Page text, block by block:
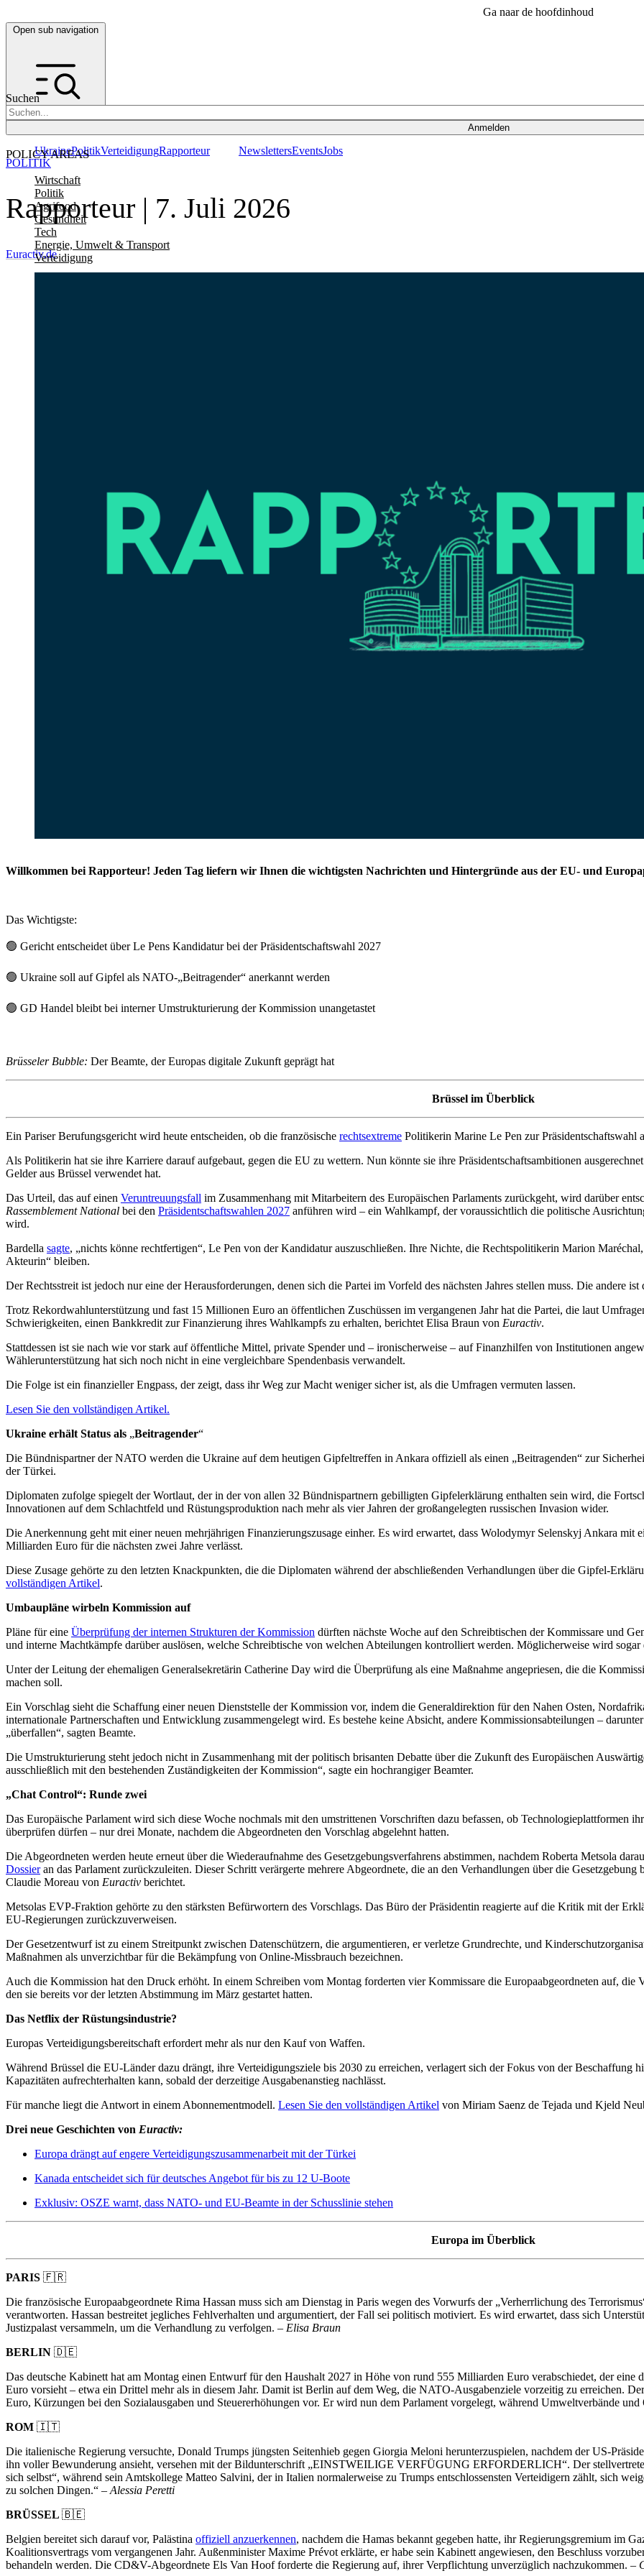
Ga naar de hoofdinhoud
Open sub navigation
Suchen
Anmelden
POLICY AREAS
Wirtschaft
Politik
Agrifood
Gesundheit
Tech
Energie, Umwelt & Transport
Verteidigung
UkrainePolitikVerteidigungRapporteur NewslettersEventsJobs
Rapporteur | 7. Juli 2026
POLITIK
Euractiv.de
Willkommen bei Rapporteur! Jeden Tag liefern wir Ihnen die wichtigsten Nachrichten und Hintergründe aus der EU- und
Das Wichtigste:
🟢 Gericht entscheidet über Le Pens Kandidatur bei der Präsidentschaftswahl 2027
🟢 Ukraine soll auf Gipfel als NATO-„Beitragender“ anerkannt werden
🟢 GD Handel bleibt bei interner Umstrukturierung der Kommission unangetastet
Brüsseler Bubble: Der Beamte, der Europas digitale Zukunft geprägt hat
Brüssel im Überblick
Ein Pariser Berufungsgericht wird heute entscheiden, ob die französische rechtsextreme Politikerin Marine Le Pen zur Präsidentschaftswahl
Als Politikerin hat sie ihre Karriere darauf aufgebaut, gegen die EU zu wettern. Nun könnte sie ihre Präsidentschaftsambitionen
Gelder aus Brüssel verwendet hat.
Das Urteil, das auf einen Veruntreuungsfall im Zusammenhang mit Mitarbeitern des Europäischen Parlaments zurückgeht, wird darüber
Rassemblement National bei den Präsidentschaftswahlen 2027 anführen wird – ein Wahlkampf, der voraussichtlich die politische
wird.
Bardella sagte, „nichts könne rechtfertigen“, Le Pen von der Kandidatur auszuschließen. Ihre Nichte, die Rechtspolitikerin Marion Maréchal,
Akteurin“ bleiben.
Der Rechtsstreit ist jedoch nur eine der Herausforderungen, denen sich die Partei im Vorfeld des nächsten Jahres stellen muss. Die andere ist
Trotz Rekordwahlunterstützung und fast 15 Millionen Euro an öffentlichen Zuschüssen im vergangenen Jahr hat die Partei, die laut
Schwierigkeiten, einen Bankkredit zur Finanzierung ihres Wahlkampfs zu erhalten, berichtet Elisa Braun von Euractiv.
Stattdessen ist sie nach wie vor stark auf öffentliche Mittel, private Spender und – ironischerweise – auf Finanzhilfen von Institutionen
Wählerunterstützung hat sich noch nicht in eine vergleichbare Spendenbasis verwandelt.
Die Folge ist ein finanzieller Engpass, der zeigt, dass ihr Weg zur Macht weniger sicher ist, als die Umfragen vermuten lassen.
Lesen Sie den vollständigen Artikel.
Ukraine erhält Status als „Beitragender“
Die Bündnispartner der NATO werden die Ukraine auf dem heutigen Gipfeltreffen in Ankara offiziell als einen „Beitragenden“ zur
der Türkei.
Diplomaten zufolge spiegelt der Wortlaut, der in der von allen 32 Bündnispartnern gebilligten Gipfelerklärung enthalten sein wird, die
Innovationen auf dem Schlachtfeld und Rüstungsproduktion nach mehr als vier Jahren der großangelegten russischen Invasion wider.
Die Anerkennung geht mit einer neuen mehrjährigen Finanzierungszusage einher. Es wird erwartet, dass Wolodymyr Selenskyj Ankara
Milliarden Euro für die nächsten zwei Jahre verlässt.
Diese Zusage gehörte zu den letzten Knackpunkten, die die Diplomaten während der abschließenden Verhandlungen über die Gipfel-
vollständigen Artikel.
Umbaupläne wirbeln Kommission auf
Pläne für eine Überprüfung der internen Strukturen der Kommission dürften nächste Woche auf den Schreibtischen der Kommissare und
und interne Machtkämpfe darüber auslösen, welche Schreibtische von welchen Abteilungen kontrolliert werden. Möglicherweise wird sogar
Unter der Leitung der ehemaligen Generalsekretärin Catherine Day wird die Überprüfung als eine Maßnahme angepriesen, die die
machen soll.
Ein Vorschlag sieht die Schaffung einer neuen Dienststelle der Kommission vor, indem die Generaldirektion für den Nahen Osten,
internationale Partnerschaften und Entwicklung zusammengelegt wird. Es bestehe keine Absicht, andere Kommissionsabteilungen –
„überfallen“, sagten Beamte.
Die Umstrukturierung steht jedoch nicht in Zusammenhang mit der politisch brisanten Debatte über die Zukunft des Europäischen
ausschließlich mit den bestehenden Zuständigkeiten der Kommission“, sagte ein hochrangiger Beamter.
„Chat Control“: Runde zwei
Das Europäische Parlament wird sich diese Woche nochmals mit den umstrittenen Vorschriften dazu befassen, ob Technologieplattformen
überprüfen dürfen – nur drei Monate, nachdem die Abgeordneten den Vorschlag abgelehnt hatten.
Die Abgeordneten werden heute erneut über die Wiederaufnahme des Gesetzgebungsverfahrens abstimmen, nachdem Roberta Metsola
Dossieran das Parlament zurückzuleiten. Dieser Schritt verärgerte mehrere Abgeordnete, die an den Verhandlungen über die
Claudie Moreau von Euractiv berichtet.
Metsolas EVP-Fraktion gehörte zu den stärksten Befürwortern des Vorschlags. Das Büro der Präsidentin reagierte auf die Kritik mit der
EU-Regierungen zurückzuverweisen.
Der Gesetzentwurf ist zu einem Streitpunkt zwischen Datenschützern, die argumentieren, er verletze Grundrechte, und
Maßnahmen als unverzichtbar für die Bekämpfung von Online-Missbrauch bezeichnen.
Auch die Kommission hat den Druck erhöht. In einem Schreiben vom Montag forderten vier Kommissare die Europaabgeordneten auf, die
den sie bereits vor der letzten Abstimmung im März gestartet hatten.
Das Netflix der Rüstungsindustrie?
Europas Verteidigungsbereitschaft erfordert mehr als nur den Kauf von Waffen.
Während Brüssel die EU-Länder dazu drängt, ihre Verteidigungsziele bis 2030 zu erreichen, verlagert sich der Fokus von der Beschaffung
Kapazitäten aufrechterhalten kann, sobald der derzeitige Ausgabenanstieg nachlässt.
Für manche liegt die Antwort in einem Abonnementmodell. Lesen Sie den vollständigen Artikel von Miriam Saenz de Tejada und Kjeld
Drei neue Geschichten von Euractiv:
Europa drängt auf engere Verteidigungszusammenarbeit mit der Türkei
Kanada entscheidet sich für deutsches Angebot für bis zu 12 U-Boote
Exklusiv: OSZE warnt, dass NATO- und EU-Beamte in der Schusslinie stehen
Europa im Überblick
PARIS 🇫🇷
Die französische Europaabgeordnete Rima Hassan muss sich am Dienstag in Paris wegen des Vorwurfs der „Verherrlichung des
verantworten. Hassan bestreitet jegliches Fehlverhalten und argumentiert, der Fall sei politisch motiviert. Es wird erwartet, dass sich
Justizpalast versammeln, um die Verhandlung zu verfolgen. – Elisa Braun
BERLIN 🇩🇪
Das deutsche Kabinett hat am Montag einen Entwurf für den Haushalt 2027 in Höhe von rund 555 Milliarden Euro verabschiedet, der eine
Euro vorsieht – etwa ein Drittel mehr als in diesem Jahr. Damit ist Berlin auf dem Weg, die NATO-Ausgabenziele vorzeitig zu erreichen.
Euro, Kürzungen bei den Sozialausgaben und Steuererhöhungen vor. Er wird nun dem Parlament vorgelegt, während Umweltverbände
ROM 🇮🇹
Die italienische Regierung versuchte, Donald Trumps jüngsten Seitenhieb gegen Giorgia Meloni herunterzuspielen, nachdem der US-
ihn voller Bewunderung ansieht, versehen mit der Bildunterschrift „EINSTWEILIGE VERFÜGUNG ERFORDERLICH“. Der
sich selbst“, während sein Amtskollege Matteo Salvini, der in Italien normalerweise zu Trumps entschlossensten Verteidigern zählt, sich
zu solchen Dingen.“ – Alessia Peretti
BRÜSSEL 🇧🇪
Belgien bereitet sich darauf vor, Palästina offiziell anzuerkennen, nachdem die Hamas bekannt gegeben hatte, ihr Regierungsgremium im
Koalitionsvertrags vom vergangenen Jahr. Außenminister Maxime Prévot erklärte, er habe sein Kabinett angewiesen, den Beschluss
behandeln werden. Die CD&V-Abgeordnete Els Van Hoof forderte die Regierung auf, ihrer Verpflichtung unverzüglich nachzukommen. –